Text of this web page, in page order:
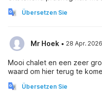
Übersetzen Sie
Mr Hoek · 28 Apr. 2026
Mooi chalet en een zeer
waard om hier terug te
Übersetzen Sie